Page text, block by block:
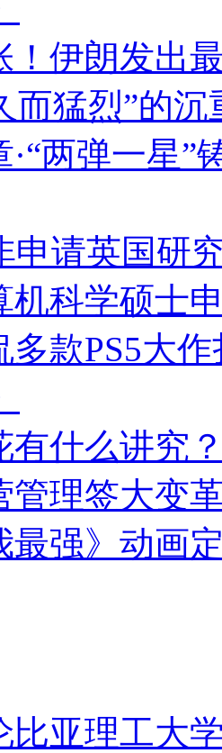
！伊朗发出
而猛烈”的沉
·“两弹一星”
申请英国研
机科学硕士
多款PS5大
有什么讲究
管理签大变
最强》动画
比亚理工大